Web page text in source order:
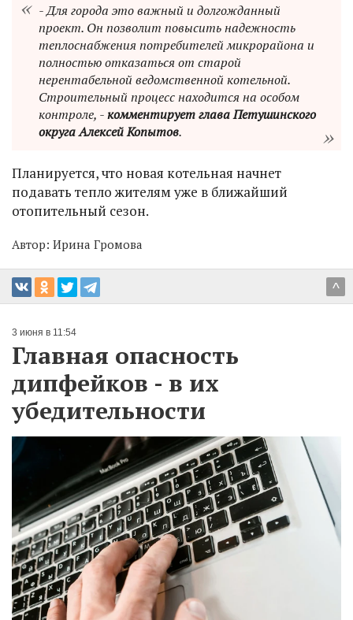
- Для города это важный и долгожданный
проект. Он позволит повысить надежность
теплоснабжения потребителей микрорайона и
полностью отказаться от старой
нерентабельной ведомственной котельной.
Строительный процесс находится на особом
контроле, -комментирует глава Петушинского
округа Алексей Копытов.
Планируется, что новая котельная начнет
подавать тепло жителям уже в ближайший
отопительный сезон.
Автор: Ирина Громова
^
3 июня в 11:54
Главная опасность
дипфейков - в их
убедительности